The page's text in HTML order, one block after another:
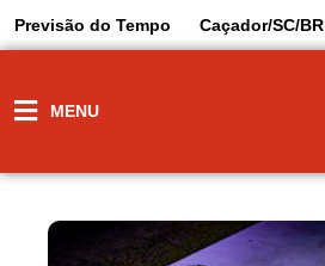
Previsão do Tempo Caçador/SC/BR
MENU